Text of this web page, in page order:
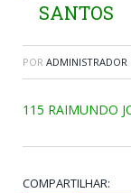
SANTOS
POR ADMINISTRADOR
115 RAIMUNDO
COMPARTILHAR: